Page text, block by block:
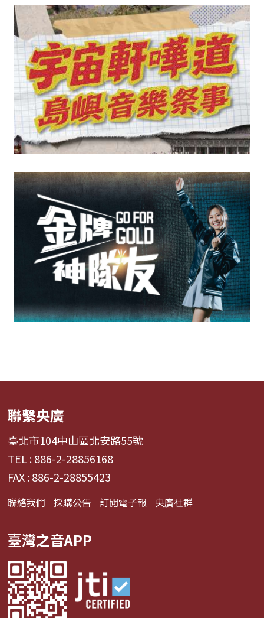
聯繫央廣
臺北市104中山區北安路55號
TEL : 886-2-28856168
FAX : 886-2-28855423
聯絡我們 採購公告 訂閱電子報 央廣社群
臺灣之音APP